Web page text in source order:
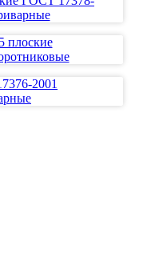
плоские
2001